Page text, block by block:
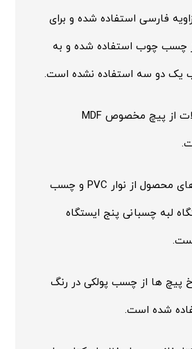
فارسی استفاده شده و برای
از چسب چوب استفاده شده و به
یک دو سه استفاده نشده است.
و برای بقیه اتصالات از پیچ مخصوص MDF
برای پوشش لبه های محصول از نوار PVC و چسب
لبه چسبانی پنج ایستگاه
پیچ ها از چسب پولکی در رنگ
شده است.